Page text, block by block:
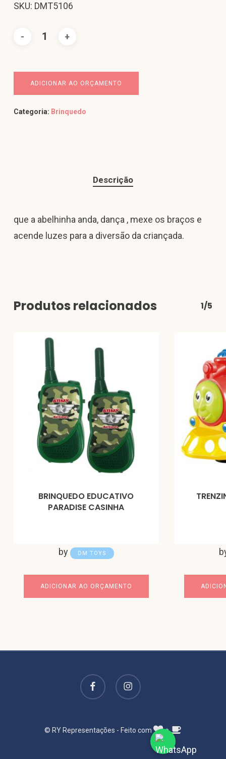
SKU: DMT5106
ADICIONAR AO ORÇAMENTO
Categoria: Brinquedo
Descrição
que a abelhinha anda, dança , mexe os braços e
acende luzes para a diversão da criançada.
Produtos relacionados 1/5
BRINQUEDO EDUCATIVO
PARADISE CASINHA
by DM TOYS
ADICIONAR AO ORÇAMENTO
facebook instagram
© RY Representações - Feito com e